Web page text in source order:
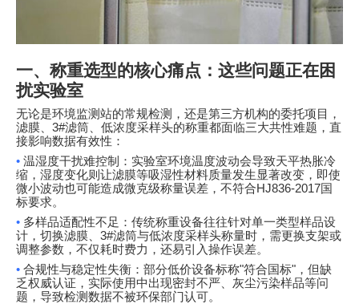
一、称重选型的核心痛点：这些问题正在困
扰实验室
无论是环境监测站的常规检测，还是第三方机构的委托项目，
滤膜、 3#滤筒、低浓度采样头的称重都面临三大共性难题，直
接影响数据有效性：
• 温湿度干扰难控制：实验室环境温度波动会导致天平热胀冷
缩，湿度变化则让滤膜等吸湿性材料质量发生显著改变，即使
微小波动也可能造成微克级称量误差，不符合HJ836-2017国
标要求。
• 多样品适配性不足：传统称重设备往往针对单一类型样品设
计，切换滤膜、 3#滤筒与低浓度采样头称量时，需更换支架或
调整参数，不仅耗时费力，还易引入操作误差。
• 合规性与稳定性失衡：部分低价设备标称"符合国标" ，但缺
乏权威认证，实际使用中出现密封不严、灰尘污染样品等问
题，导致检测数据不被环保部门认可。